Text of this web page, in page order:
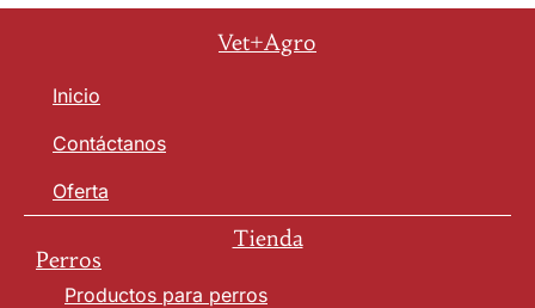
Vet+Agro
Inicio
Contáctanos
Oferta
Tienda
Perros
Productos para perros